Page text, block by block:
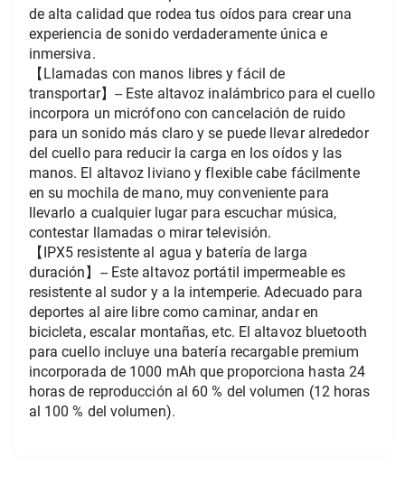
de alta calidad que rodea tus oídos para crear una
experiencia de sonido verdaderamente única e
inmersiva.
【Llamadas con manos libres y fácil de
transportar】-- Este altavoz inalámbrico para el cuello
incorpora un micrófono con cancelación de ruido
para un sonido más claro y se puede llevar alrededor
del cuello para reducir la carga en los oídos y las
manos. El altavoz liviano y flexible cabe fácilmente
en su mochila de mano, muy conveniente para
llevarlo a cualquier lugar para escuchar música,
contestar llamadas o mirar televisión.
【IPX5 resistente al agua y batería de larga
duración】-- Este altavoz portátil impermeable es
resistente al sudor y a la intemperie. Adecuado para
deportes al aire libre como caminar, andar en
bicicleta, escalar montañas, etc. El altavoz bluetooth
para cuello incluye una batería recargable premium
incorporada de 1000 mAh que proporciona hasta 24
horas de reproducción al 60 % del volumen (12 horas
al 100 % del volumen).